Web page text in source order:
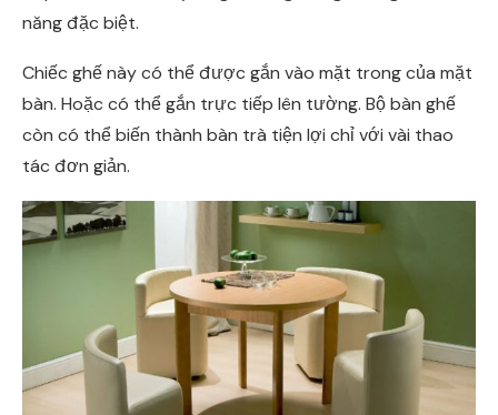
năng đặc biệt.
Chiếc ghế này có thể được gắn vào mặt trong của mặt
bàn. Hoặc có thể gắn trực tiếp lên tường. Bộ bàn ghế
còn có thể biến thành bàn trà tiện lợi chỉ với vài thao
tác đơn giản.